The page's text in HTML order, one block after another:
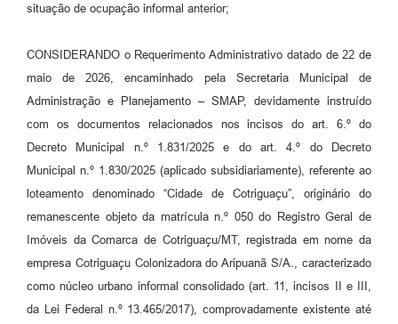
situação de ocupação informal anterior;
CONSIDERANDO o Requerimento Administrativo datado de 22 de
maio de 2026, encaminhado pela Secretaria Municipal de
Administração e Planejamento – SMAP, devidamente instruído
com os documentos relacionados nos incisos do art. 6.º do
Decreto Municipal n.º 1.831/2025 e do art. 4.º do Decreto
Municipal n.º 1.830/2025 (aplicado subsidiariamente), referente ao
loteamento denominado “Cidade de Cotriguaçu”, originário do
remanescente objeto da matrícula n.º 050 do Registro Geral de
Imóveis da Comarca de Cotriguaçu/MT, registrada em nome da
empresa Cotriguaçu Colonizadora do Aripuanã S/A., caracterizado
como núcleo urbano informal consolidado (art. 11, incisos II e III,
da Lei Federal n.º 13.465/2017), comprovadamente existente até